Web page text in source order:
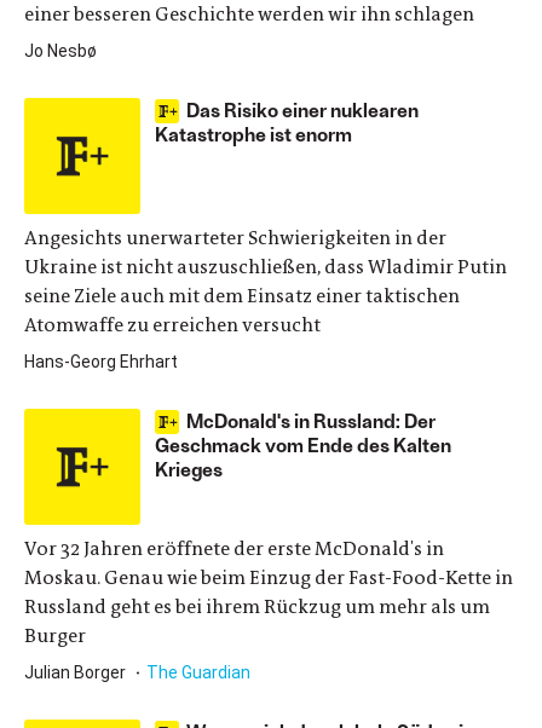
einer besseren Geschichte werden wir ihn schlagen
Jo Nesbø
Das Risiko einer nuklearen
Katastrophe ist enorm
Angesichts unerwarteter Schwierigkeiten in der
Ukraine ist nicht auszuschließen, dass Wladimir Putin
seine Ziele auch mit dem Einsatz einer taktischen
Atomwaffe zu erreichen versucht
Hans-Georg Ehrhart
McDonald's in Russland: Der
Geschmack vom Ende des Kalten
Krieges
Vor 32 Jahren eröffnete der erste McDonald's in
Moskau. Genau wie beim Einzug der Fast-Food-Kette in
Russland geht es bei ihrem Rückzug um mehr als um
Burger
Julian Borger The Guardian